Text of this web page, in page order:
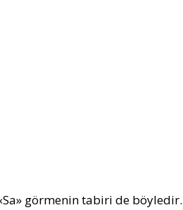
görmenin tabiri de